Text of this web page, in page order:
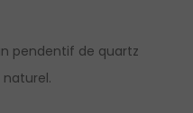
pendentif de quartz
naturel.